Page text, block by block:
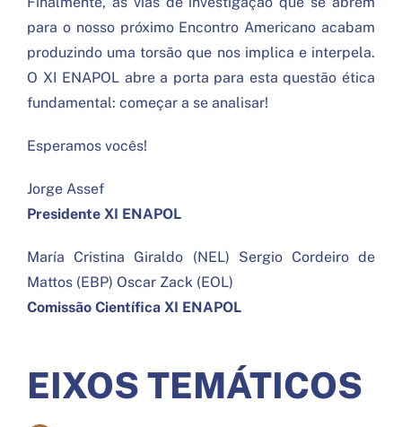
para o nosso próximo Encontro Americano acabam
produzindo uma torsão que nos implica e interpela.
O XI ENAPOL abre a porta para esta questão ética
fundamental: começar a se analisar!
Esperamos vocês!
Jorge Assef
Presidente XI ENAPOL
María Cristina Giraldo (NEL) Sergio Cordeiro de
Mattos (EBP) Oscar Zack (EOL)
Comissão Científica XI ENAPOL
EIXOS TEMÁTICOS